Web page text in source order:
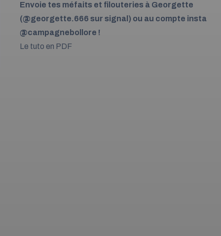
Envoie tes méfaits et filouteries à Georgette
(@georgette.666 sur signal) ou au compte insta
@campagnebollore !
Le tuto en PDF